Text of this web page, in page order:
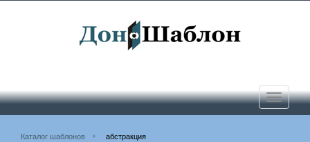
Toggle
Каталог шаблонов абстракция